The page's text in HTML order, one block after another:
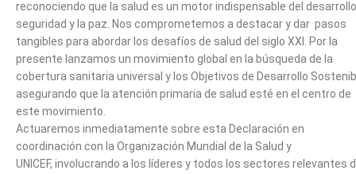
reconociendo que la salud es un motor indispensable del
seguridad y la paz. Nos comprometemos a destacar y dar pasos
tangibles para abordar los desafíos de salud del siglo XXI. Por la
presente lanzamos un movimiento global en la búsqueda de la
cobertura sanitaria universal y los Objetivos de Desarrollo
asegurando que la atención primaria de salud esté en el centro de
este movimiento.
Actuaremos inmediatamente sobre esta Declaración en
coordinación con la Organización Mundial de la Salud y
UNICEF, involucrando a los líderes y todos los sectores relevantes